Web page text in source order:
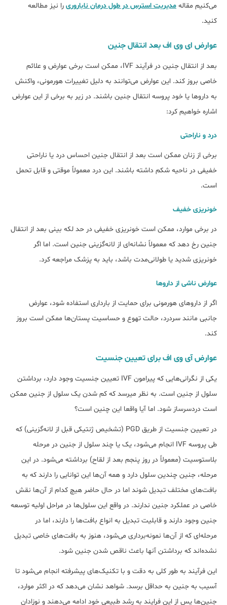
می‌کنیم مقاله مدیریت استرس در طول درمان ناباروری را نیز مطالعه
کنید.
عوارض ای وی اف بعد انتقال جنین
بعد از انتقال جنین در فرآیند IVF، ممکن است برخی عوارض و علائم
خاصی بروز کند. این عوارض می‌توانند به دلیل تغییرات هورمونی، واکنش
به داروها یا خود پروسه انتقال جنین باشند. در زیر به برخی از این عوارض
اشاره خواهیم کرد:
درد و ناراحتی
برخی از زنان ممکن است بعد از انتقال جنین احساس درد یا ناراحتی
خفیفی در ناحیه شکم داشته باشند. این درد معمولاً موقتی و قابل تحمل
است.
خون‎ریزی خفیف
در برخی موارد، ممکن است خون‎ریزی خفیفی در حد لکه بینی بعد از انتقال
جنین رخ دهد که معمولاً نشانه‌ای از لانه‌گزینی جنین است. اما اگر
خونریزی شدید یا طولانی‌مدت باشد، باید به پزشک مراجعه کرد.
عوارض ناشی از داروها
اگر از داروهای هورمونی برای حمایت از بارداری استفاده شود، عوارض
جانبی مانند سردرد، حالت تهوع و حساسیت پستان‌ها ممکن است بروز
کند.
عوارض آی وی اف برای تعیین جنسیت
یکی از نگرانی‎‌هایی که پیرامون IVF تعیین جنسیت وجود دارد، برداشتن
سلول از جنین است. به نظر می‎رسد که کم شدن یک سلول از جنین ممکن
است دردسرساز شود. اما آیا واقعا این چنین است؟
در تعیین جنسیت از طریق PGD (تشخیص ژنتیکی قبل از لانه‌گزینی) که
طی پروسه IVF انجام می‌‎شود، یک یا چند سلول از جنین در مرحله
بلاستوسیت (معمولاً در روز پنجم بعد از لقاح) برداشته می‌شود. در این
مرحله، جنین چندین سلول دارد و همه آن‌ها این توانایی را دارند که به
بافت‌های مختلف تبدیل شوند اما در حال حاضر هیچ کدام از آن‌ها نقش
خاصی در عملکرد جنین ندارند. در واقع این سلول‌ها در مراحل اولیه توسعه
جنین وجود دارند و قابلیت تبدیل به انواع بافت‌ها را دارند، اما در
مرحله‌ای که از آن‌ها نمونه‌برداری می‌شود، هنوز به بافت‌های خاصی تبدیل
نشده‌اند که برداشتن آن‎ها باعث ناقص شدن جنین شود.
این فرآیند به طور کلی به دقت و با تکنیک‌های پیشرفته انجام می‌شود تا
آسیب به جنین به حداقل برسد. شواهد نشان می‌دهد که در اکثر موارد،
جنین‌ها پس از این فرایند به رشد طبیعی خود ادامه می‌دهند و نوزادان